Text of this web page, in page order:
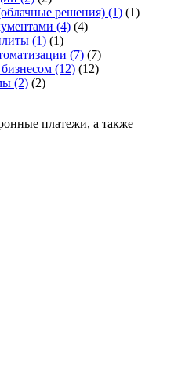
решения) (1) (1)
(4) (4)
(1) (1)
(7) (7)
(12) (12)
(2) (2)
платежи, а также